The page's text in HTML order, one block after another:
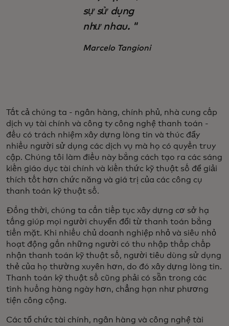
sự sử dụng
như nhau. "
Marcelo Tangioni
Tất cả chúng ta - ngân hàng, chính phủ, nhà cung cấp
dịch vụ tài chính và công ty công nghệ thanh toán -
đều có trách nhiệm xây dựng lòng tin và thúc đẩy
nhiều người sử dụng các dịch vụ mà họ có quyền truy
cập. Chúng tôi làm điều này bằng cách tạo ra các sáng
kiến giáo dục tài chính và kiến thức kỹ thuật số để giải
thích tốt hơn chức năng và giá trị của các công cụ
thanh toán kỹ thuật số.
Đồng thời, chúng ta cần tiếp tục xây dựng cơ sở hạ
tầng giúp mọi người chuyển đổi từ thanh toán bằng
tiền mặt. Khi nhiều chủ doanh nghiệp nhỏ và siêu nhỏ
hoạt động gần những người có thu nhập thấp chấp
nhận thanh toán kỹ thuật số, người tiêu dùng sử dụng
thẻ của họ thường xuyên hơn, do đó xây dựng lòng tin.
Thanh toán kỹ thuật số cũng phải có sẵn trong các
tình huống hàng ngày hơn, chẳng hạn như phương
tiện công cộng.
Các tổ chức tài chính, ngân hàng và công nghệ tài